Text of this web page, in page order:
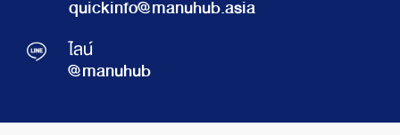
quickinfo@manuhub.asia
ไลน์
@manuhub